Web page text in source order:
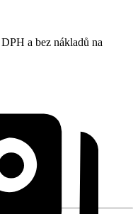
a bez nákladů na